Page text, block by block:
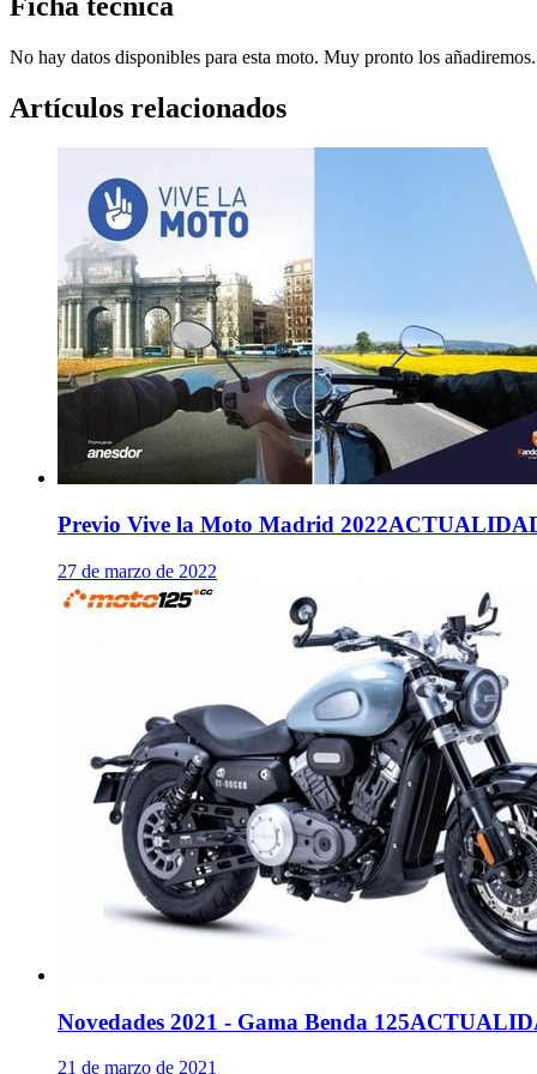
No hay datos disponibles para esta moto. Muy pronto los añadiremos.
Artículos relacionados
Previo Vive la Moto Madrid 2022
27 de marzo de 2022
Novedades 2021 - Gama Benda 125
21 de marzo de 2021